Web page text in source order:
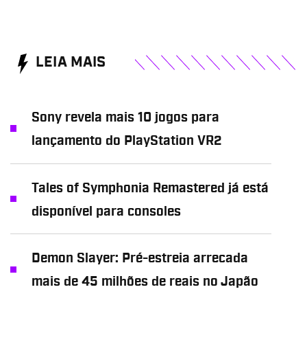
LEIA MAIS
Sony revela mais 10 jogos para
lançamento do PlayStation VR2
Tales of Symphonia Remastered já está
disponível para consoles
Demon Slayer: Pré-estreia arrecada
mais de 45 milhões de reais no Japão